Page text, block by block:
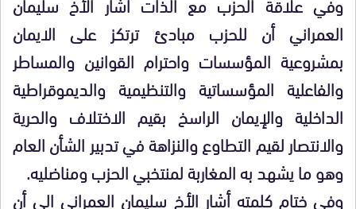
العمراني أن للحزب مبادئ ترتكز على الايمان
بمشروعية المؤسسات واحترام القوانين والمساطر
والفاعلية المؤسساتية والتنظيمية والديموقراطية
الداخلية والإيمان الراسخ بقيم الاختلاف والحرية
والانتصار لقيم التطاوع والنزاهة في تدبير الشأن العام
وهو ما يشهد به المغاربة لمنتخبي الحزب ومناضليه.
وفي ختام كلمته أشار الأخ سليمان العمراني الى أن